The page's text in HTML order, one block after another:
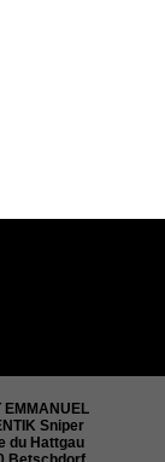
EMMANUEL
Sniper
du Hattgau